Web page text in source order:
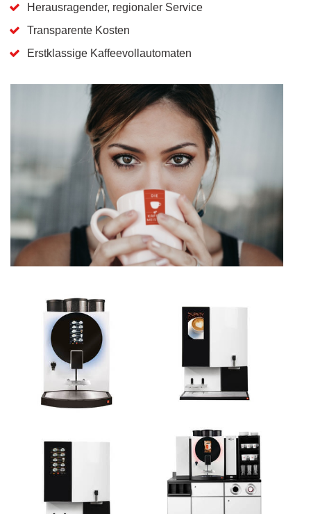
Herausragender, regionaler Service
Transparente Kosten
Erstklassige Kaffeevollautomaten